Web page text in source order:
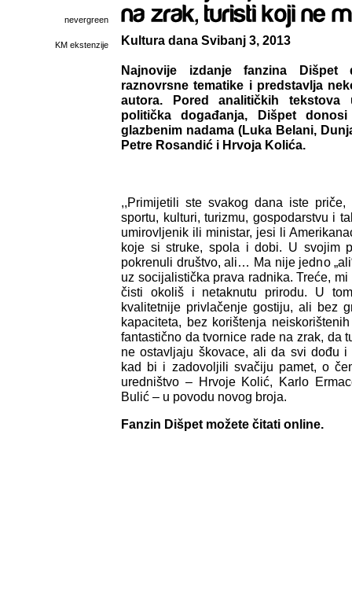
nevergreen
KM ekstenzije Kultura dana Svibanj 3, 2013
Najnovije izdanje fanzina Dišpet
raznovrsne tematike i predstavlja
autora. Pored analitičkih tekstova
politička događanja, Dišpet
glazbenim nadama (Luka Belani,
Petre Rosandić i Hrvoja Kolića.
,,Primijetili ste svakog dana iste
sportu, kulturi, turizmu, gospodarstvu i
umirovljenik ili ministar, jesi li
koje si struke, spola i dobi. U svojim
pokrenuli društvo, ali… Ma nije jedno
uz socijalistička prava radnika. Treće,
čisti okoliš i netaknutu prirodu. U
kvalitetnije privlačenje gostiju, ali bez
kapaciteta, bez korištenja
fantastično da tvornice rade na zrak, da
ne ostavljaju škovace, ali da svi dođu
kad bi i zadovoljili svačiju pamet, o
uredništvo – Hrvoje Kolić, Karlo
Bulić – u povodu novog broja.
Fanzin Dišpet možete čitati online.